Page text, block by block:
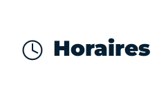
Horaires